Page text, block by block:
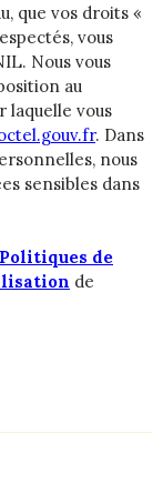
que vos droits «
vous
Nous vous
au
laquelle vous
. Dans
nous
sensibles dans
Politiques de
de